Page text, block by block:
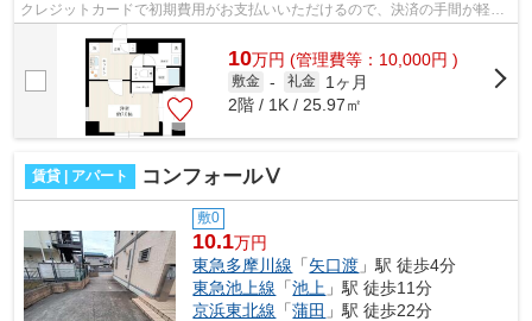
クレジットカードで初期費用がお支払いいただけるので、決済の手間が軽減
できます。こちらの物件はマンションで...
10万円 (管理費等：10,000円 )
敷金 - 礼金
1ヶ月
2階 / 1K / 25.97㎡
賃貸 | アパート コンフォールⅤ
敷0
10.1万円
東急多摩川線 「矢口渡 」駅 徒歩4分
東急池上線 「池上 」駅 徒歩11分
京浜東北線 「蒲田 」駅 徒歩22分